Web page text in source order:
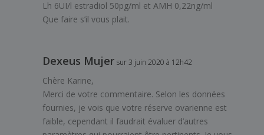
Lh 6UI/l estradiol 50pg/ml et AMH 0,22ng/ml
Que faire s’il vous plait.
Dexeus Mujer sur 3 juin 2020 à 12h42
Chère Karine,
Merci de votre commentaire. Selon les données
fournies, je vois que votre réserve ovarienne est
faible, cependant il faudrait évaluer d’autres